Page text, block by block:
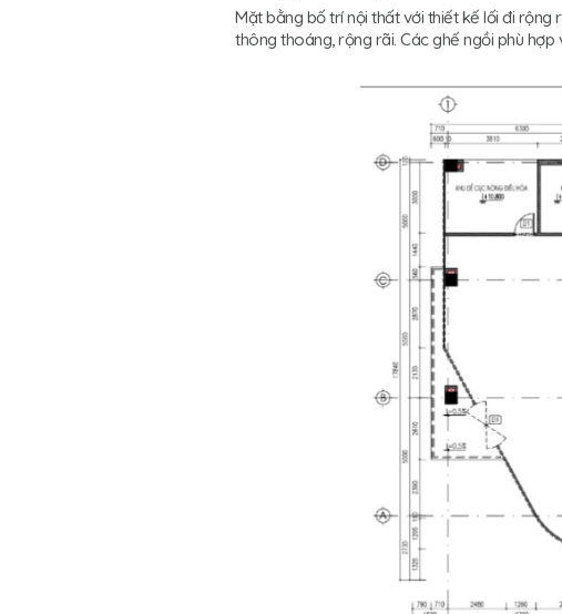
Mặt bằng bố trí nội thất với thiết kế lối đi
thông thoáng, rộng rãi. Các ghế ngồi phù hợp